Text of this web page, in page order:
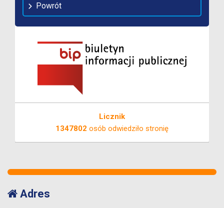
Powrót
Licznik
1347802 osób odwiedziło stronię
Adres